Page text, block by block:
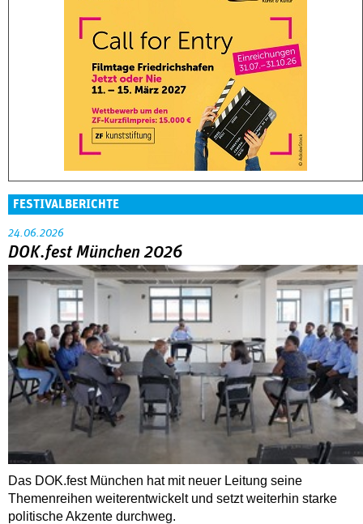
FESTIVALBERICHTE
24.06.2026
DOK.fest München 2026
Das DOK.fest München hat mit neuer Leitung seine
Themenreihen weiterentwickelt und setzt weiterhin starke
politische Akzente durchweg.